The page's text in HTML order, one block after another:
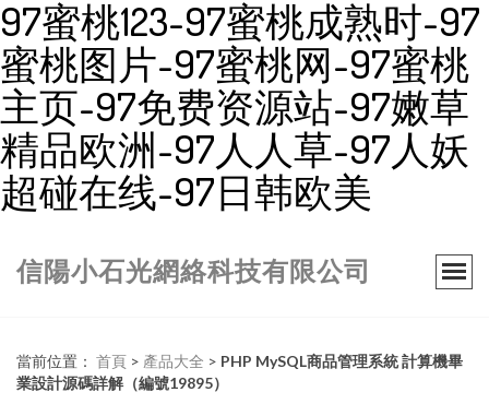
97蜜桃123-97蜜桃成熟时-97
蜜桃图片-97蜜桃网-97蜜桃
主页-97免费资源站-97嫩草
精品欧洲-97人人草-97人妖
超碰在线-97日韩欧美
信陽小石光網絡科技有限公司
當前位置： 首頁 > 產品大全 > PHP MySQL商品管理系統 計算機畢
業設計源碼詳解（編號19895）